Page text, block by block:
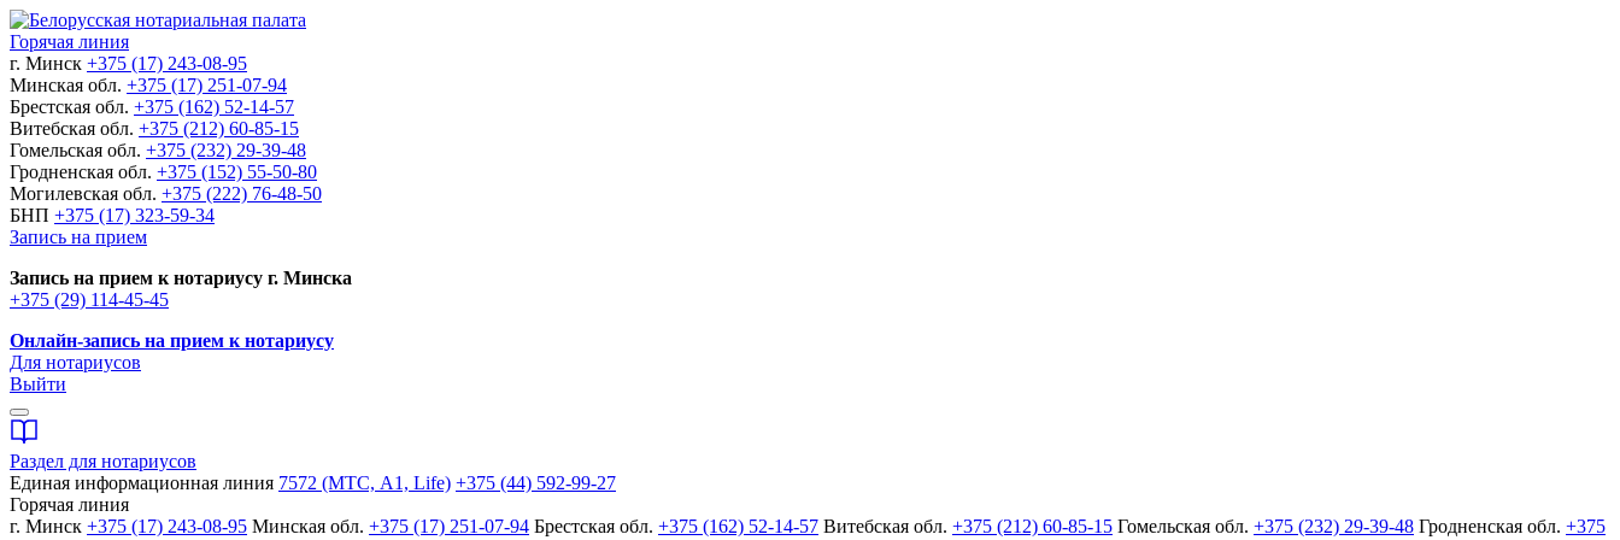
Горячая линия
г. Минск +375 (17) 243-08-95
Минская обл. +375 (17) 251-07-94
Брестская обл. +375 (162) 52-14-57
Витебская обл. +375 (212) 60-85-15
Гомельская обл. +375 (232) 29-39-48
Гродненская обл. +375 (152) 55-50-80
Могилевская обл. +375 (222) 76-48-50
БНП +375 (17) 323-59-34
Запись на прием
Запись на прием к нотариусу г. Минска
+375 (29) 114-45-45
Онлайн-запись на прием к нотариусу
Для нотариусов
Выйти
Раздел для нотариусов
Единая информационная линия 7572 (МТС, A1, Life) +375 (44) 592-99-27
Горячая линия
г. Минск +375 (17) 243-08-95 Минская обл. +375 (17) 251-07-94 Брестская обл. +375 (162) 52-14-57 Витебская обл. +375 (212) 60-85-15 Гомельская обл. +375 (232) 29-39-48 Гродненская обл. +375